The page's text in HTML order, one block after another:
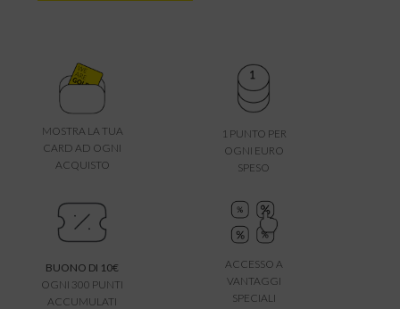
MOSTRA LA TUA
CARD AD OGNI
ACQUISTO
1 PUNTO PER
OGNI EURO
SPESO
BUONO DI 10€
OGNI 300 PUNTI
ACCUMULATI
ACCESSO A
VANTAGGI
SPECIALI